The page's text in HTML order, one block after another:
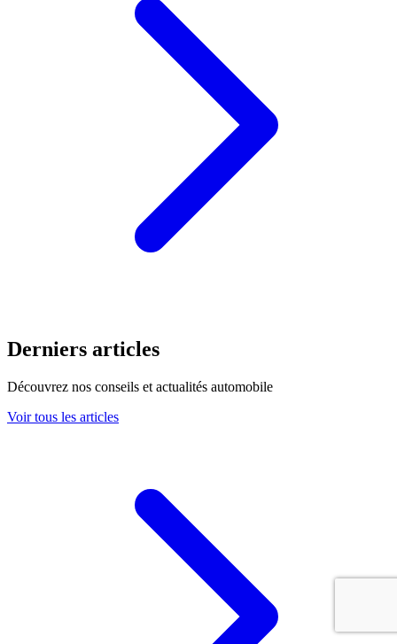
Derniers articles
Découvrez nos conseils et actualités automobile
Voir tous les articles